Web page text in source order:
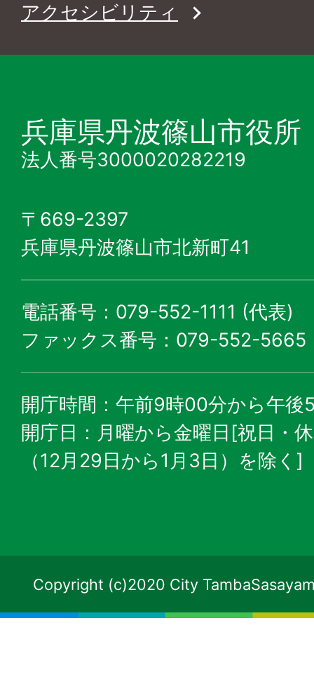
アクセシビリティ
兵庫県丹波篠山市役所
法人番号3000020282219
〒669-2397
兵庫県丹波篠山市北新町41
電話番号：079-552-1111 (代表)
ファックス番号：079-552-5665
開庁時間：午前9時00分から午後
開庁日：月曜から金曜日[祝日・
（12月29日から1月3日）を除く]
Copyright (c)2020 City